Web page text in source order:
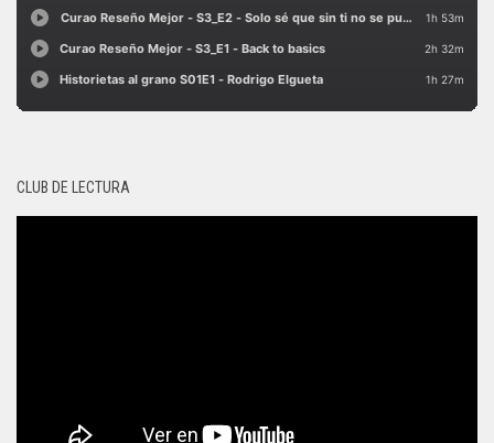
CLUB DE LECTURA